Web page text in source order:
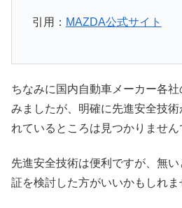
引用： MAZDA公式サイト
ちなみに国内自動車メーカー各
みましたが、明確に先進安全技
れているところは見つかりません
先進安全技術は便利ですが、無
証を検討した方がいいかもしれま